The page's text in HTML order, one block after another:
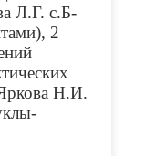
Л.Г. с.Б-
2
Н.И.